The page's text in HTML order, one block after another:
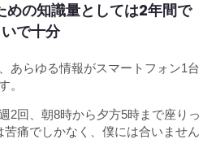
めの知識量としては2年間で
で十分
あらゆる情報がスマートフォン1台
。
2回、朝8時から夕方5時まで座りっ
痛でしかなく、僕には合いません